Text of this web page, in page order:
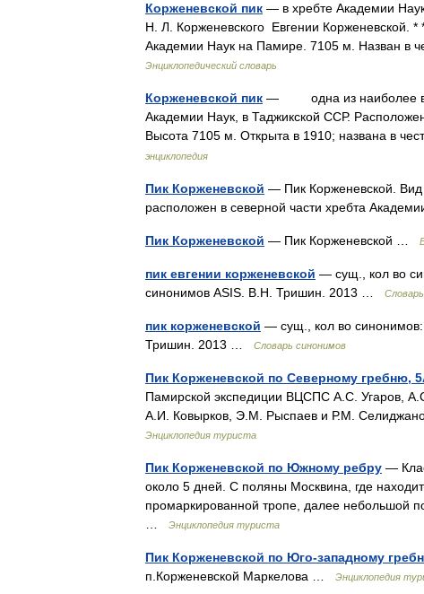
Корженевской пик — в хребте Академии
Н. Л. Корженевского Евгении
Академии Наук на Памире. 7105 м. Назван в
Энциклопедический словарь
Корженевской пик — одна из наиболее
Академии Наук, в Таджикской ССР.
Высота 7105 м. Открыта в 1910; названа в
энциклопедия
Пик Корженевской — Пик Корженевской. Вид
расположен в северной части хребта
Пик Корженевской — Пик Корженевской …
пик евгении корженевской — сущ., кол во
синонимов ASIS. В.Н. Тришин. 2013 …
пик корженевской — сущ., кол во синонимов:
Тришин. 2013 …
Словарь синонимов
Пик Корженевской по Северному гребню,
Памирской экспедиции ВЦСПС А.С. Угаров,
А.И. Ковырков, Э.М. Рыспаев и Р.М.
Энциклопедия туриста
Пик Корженевской по Южному ребру —
около 5 дней. С поляны Москвина, где
промаркированной тропе, далее небольшой
Энциклопедия туриста
Пик Корженевской по Юго-западному
п.Корженевской Маркелова …
Энциклопедия